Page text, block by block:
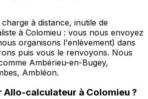
à distance, inutile de
à Colomieu : vous nous envoyez
organisons l'enlèvement) dans
puis vous le renvoyons. Nous
Ambérieu-en-Bugey,
Ambléon.
Allo-calculateur à Colomieu ?